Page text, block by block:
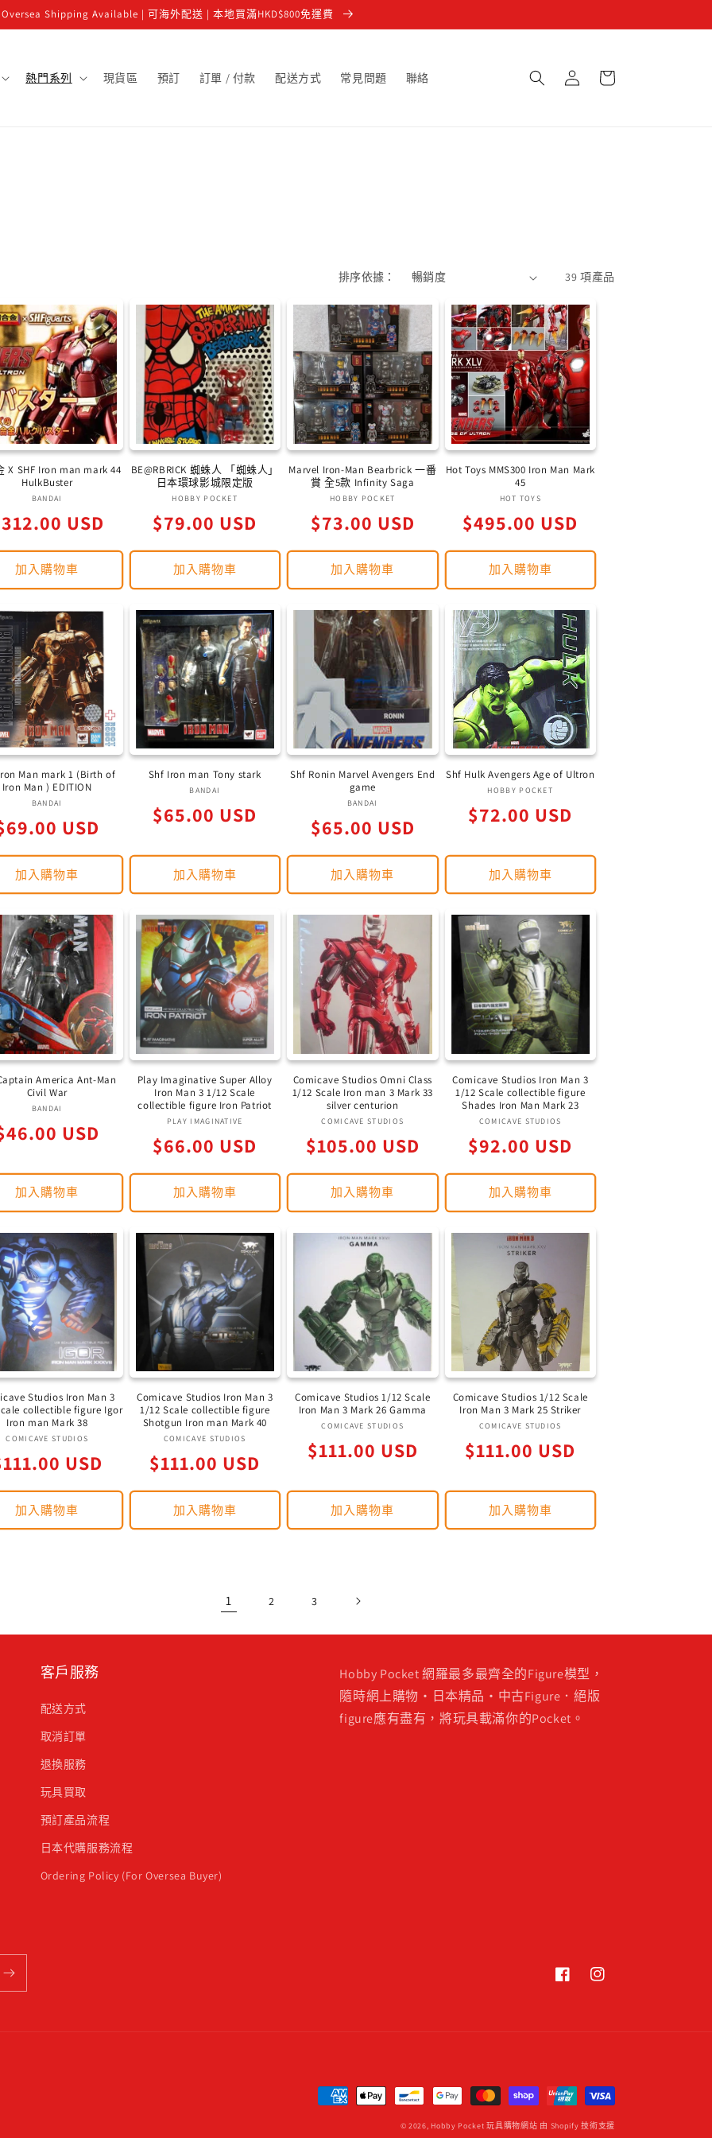
Oversea Shipping Available | 可海外配送 | 本地買滿HKD$800免運費
熱門系列 現貨區 預訂 訂單 / 付款 配送方式 常見問題 聯絡
登
入
物
排序依據： 39 項產品
X SHF Iron man mark 44
HulkBuster
廠
商：
BANDAI
USD
加入購物車
BE@RBRICK 蜘蛛人 「蜘蛛人」
日本環球影城限定版
廠
商：
HOBBY POCKET
定
價
$79.00 USD
加入購物車
Marvel Iron-Man Bearbrick 一番
賞 全5款 Infinity Saga
廠
商：
HOBBY POCKET
定
價
$73.00 USD
加入購物車
Hot Toys MMS300 Iron Man Mark
45
廠
商：
HOT TOYS
定
價
$495.00 USD
加入購物車
Man mark 1 (Birth of
Iron Man ) EDITION
廠
商：
BANDAI
USD
加入購物車
Shf Iron man Tony stark
廠
商：
BANDAI
定
價
$65.00 USD
加入購物車
Shf Ronin Marvel Avengers End
game
廠
商：
BANDAI
定
價
$65.00 USD
加入購物車
Shf Hulk Avengers Age of Ultron
廠
商：
HOBBY POCKET
定
價
$72.00 USD
加入購物車
America Ant-Man
Civil War
廠
商：
BANDAI
USD
加入購物車
Play Imaginative Super Alloy
Iron Man 3 1/12 Scale
collectible figure Iron Patriot
廠
商：
PLAY IMAGINATIVE
定
價
$66.00 USD
加入購物車
Comicave Studios Omni Class
1/12 Scale Iron man 3 Mark 33
silver centurion
廠
商：
COMICAVE STUDIOS
定
價
$105.00 USD
加入購物車
Comicave Studios Iron Man 3
1/12 Scale collectible figure
Shades Iron Man Mark 23
廠
商：
COMICAVE STUDIOS
定
價
$92.00 USD
加入購物車
Studios Iron Man 3
collectible figure Igor
Iron man Mark 38
廠
商：
COMICAVE STUDIOS
USD
加入購物車
Comicave Studios Iron Man 3
1/12 Scale collectible figure
Shotgun Iron man Mark 40
廠
商：
COMICAVE STUDIOS
定
價
$111.00 USD
加入購物車
Comicave Studios 1/12 Scale
Iron Man 3 Mark 26 Gamma
廠
商：
COMICAVE STUDIOS
定
價
$111.00 USD
加入購物車
Comicave Studios 1/12 Scale
Iron Man 3 Mark 25 Striker
廠
商：
COMICAVE STUDIOS
定
價
$111.00 USD
加入購物車
1 2 3
客戶服務
配送方式
取消訂單
退換服務
玩具買取
預訂產品流程
日本代購服務流程
Ordering Policy (For Oversea Buyer)
Hobby Pocket 網羅最多最齊全的Figure模型，
隨時網上購物・日本精品・中古Figure．絕版
figure應有盡有，將玩具載滿你的Pocket。
FacebookInstagram
© 2026, Hobby Pocket 玩具購物網站 由 Shopify 技術支援